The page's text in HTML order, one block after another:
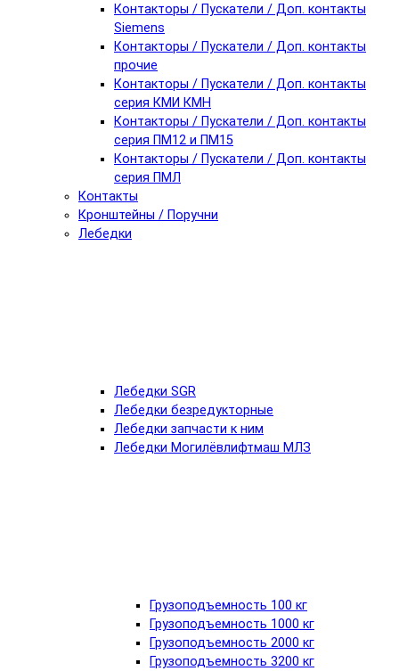
Контакторы / Пускатели / Доп. контакты
Siemens
Контакторы / Пускатели / Доп. контакты
прочие
Контакторы / Пускатели / Доп. контакты
серия КМИ КМН
Контакторы / Пускатели / Доп. контакты
серия ПМ12 и ПМ15
Контакторы / Пускатели / Доп. контакты
серия ПМЛ
Контакты
Кронштейны / Поручни
Лебедки
Лебедки SGR
Лебедки безредукторные
Лебедки запчасти к ним
Лебедки Могилёвлифтмаш МЛЗ
Грузоподъемность 100 кг
Грузоподъемность 1000 кг
Грузоподъемность 2000 кг
Грузоподъемность 3200 кг